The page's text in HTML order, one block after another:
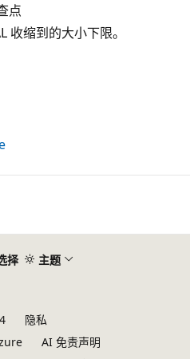
点
收缩到的大小下限。
择 主题
隐私
AI 免责声明